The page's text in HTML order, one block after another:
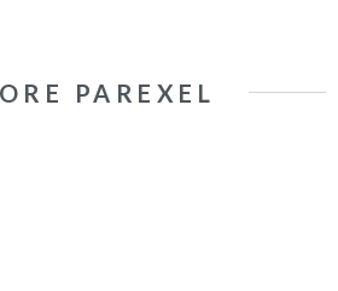
PAREXEL